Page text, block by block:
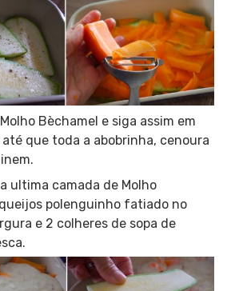
Bèchamel e siga assim em
que toda a abobrinha, cenoura
ultima camada de Molho
polenguinho fatiado no
e 2 colheres de sopa de